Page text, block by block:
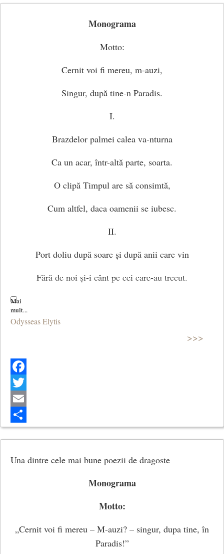
Monograma
Motto:
Cernit voi fi mereu, m-auzi,
Singur, după tine-n Paradis.
I.
Brazdelor palmei calea va-nturna
Ca un acar, într-altă parte, soarta.
O clipă Timpul are să consimtă,
Cum altfel, daca oamenii se iubesc.
II.
Port doliu după soare și după anii care vin
Fără de noi și-i cânt pe cei care-au trecut.
Vorbite-s timpurile, bărcile ce dulce s-au ciocnit,
Tânjind pe-ascuns una pe alta să se cațere,
Glastra cu flori în pragul porților,
Și tândarii de mare ce soseau dimpreună
Peste stâncile seci, pe după pârleazuri,
Anemona care mi-a șezut în palmă
Odysseas Elytis
>>>
Facebook
Twitter
Email
Share
Una dintre cele mai bune poezii de dragoste
Monograma
Motto:
„Cernit voi fi mereu – M-auzi? – singur, dupa tine, în
Paradis!”